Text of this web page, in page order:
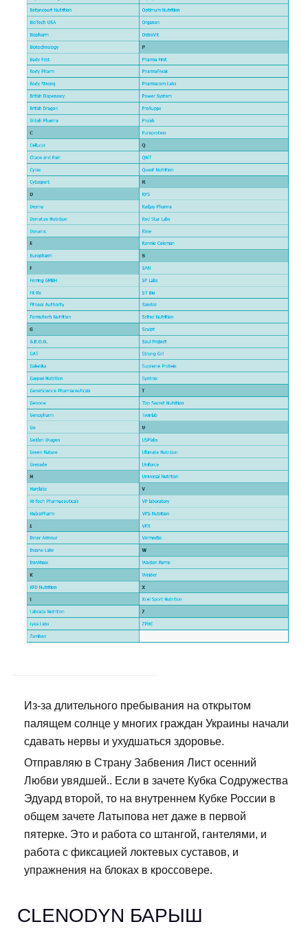
Из-за длительного пребывания на открытом
палящем солнце у многих граждан Украины начали
сдавать нервы и ухудшаться здоровье.
Отправляю в Страну Забвения Лист осенний
Любви увядшей.. Если в зачете Кубка Содружества
Эдуард второй, то на внутреннем Кубке России в
общем зачете Латыпова нет даже в первой
пятерке. Это и работа со штангой, гантелями, и
работа с фиксацией локтевых суставов, и
упражнения на блоках в кроссовере.
CLENODYN БАРЫШ